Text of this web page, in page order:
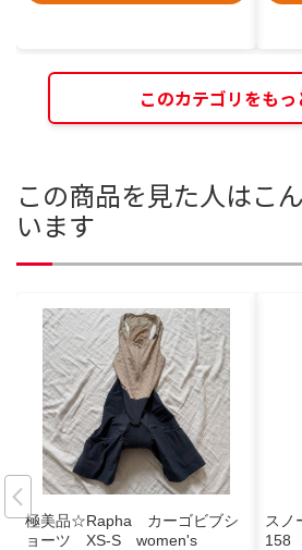
このカテゴリをもっ
この商品を見た人はこ
います
極美品☆Rapha カーゴビブシ
ョーツ XS-S women's
スノ
158